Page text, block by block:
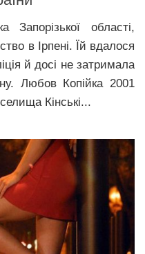
Запорізької області,
в Ірпені. Їй вдалося
й досі не затримала
Любов Копійка 2001
Кінські...